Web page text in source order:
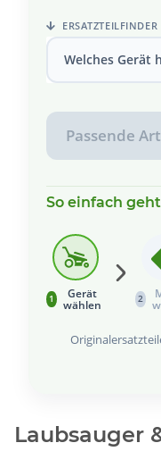
ERSATZTEILFINDER
Welches Gerät
Passende
So einfach
1
Gerät
wählen
2
Laubsauger